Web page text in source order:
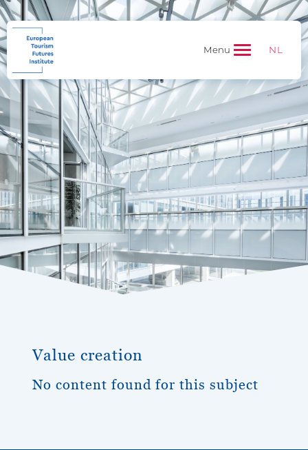
Menu NL
Value creation
No content found for this subject